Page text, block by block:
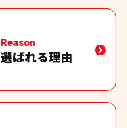
Reason
選ばれる理由